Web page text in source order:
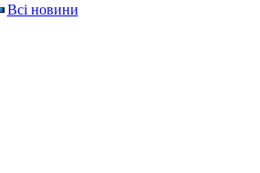
Всі новини